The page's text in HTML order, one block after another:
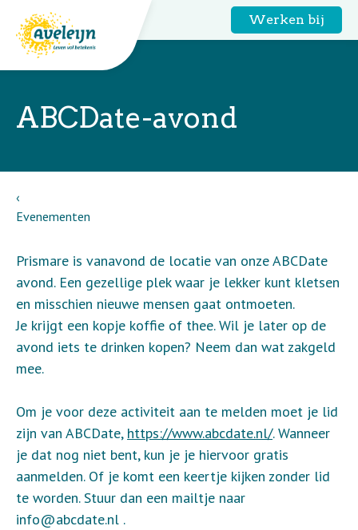
Werken bij
ABCDate-avond
Evenementen
Prismare is vanavond de locatie van onze ABCDate
avond. Een gezellige plek waar je lekker kunt kletsen
en misschien nieuwe mensen gaat ontmoeten.
Je krijgt een kopje koffie of thee. Wil je later op de
avond iets te drinken kopen? Neem dan wat zakgeld
mee.
Om je voor deze activiteit aan te melden moet je lid
zijn van ABCDate, https://www.abcdate.nl/. Wanneer
je dat nog niet bent, kun je je hiervoor gratis
aanmelden. Of je komt een keertje kijken zonder lid
te worden. Stuur dan een mailtje naar
info@abcdate.nl .